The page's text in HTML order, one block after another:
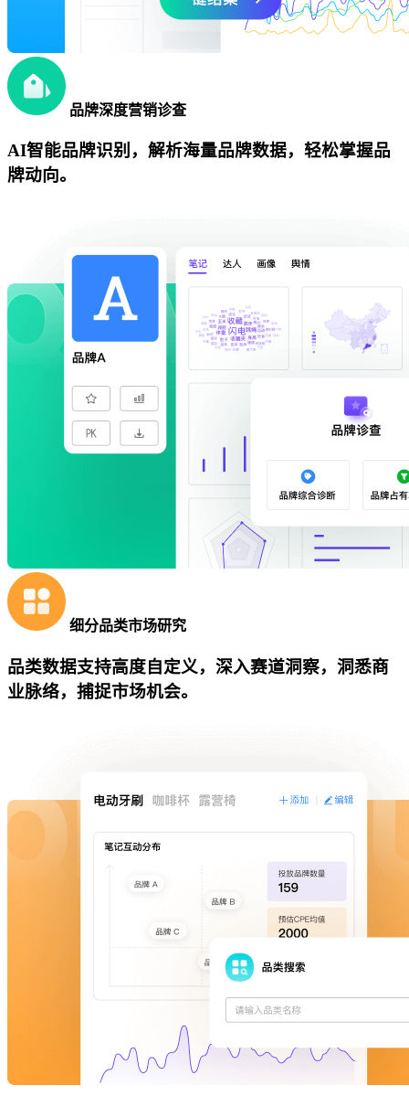
品牌深度营销诊查
AI智能品牌识别，解析海量品牌数据，轻松掌握品
牌动向。
细分品类市场研究
品类数据支持高度自定义，深入赛道洞察，洞悉商
业脉络，捕捉市场机会。